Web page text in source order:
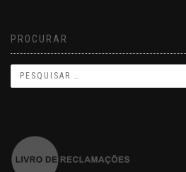
PROCURAR